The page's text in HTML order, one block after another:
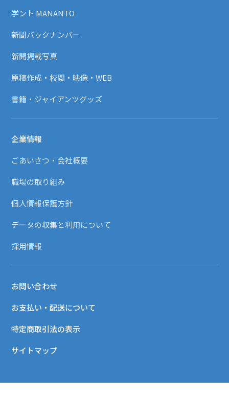
学ント MANANTO
新聞バックナンバー
新聞掲載写真
原稿作成・校閲・映像・WEB
書籍・ジャイアンツグッズ
企業情報
ごあいさつ・会社概要
職場の取り組み
個人情報保護方針
データの収集と利用について
採用情報
お問い合わせ
お支払い・配送について
特定商取引法の表示
サイトマップ